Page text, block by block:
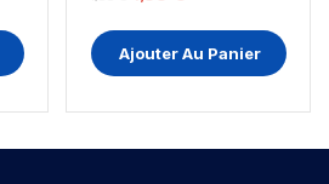
Ajouter Au Panier